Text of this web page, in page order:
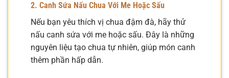
2. Canh Sứa Nấu Chua Với Me Hoặc Sấu
Nếu bạn yêu thích vị chua đậm đà, hãy thử
nấu canh sứa với me hoặc sấu. Đây là những
nguyên liệu tạo chua tự nhiên, giúp món canh
thêm phần hấp dẫn.